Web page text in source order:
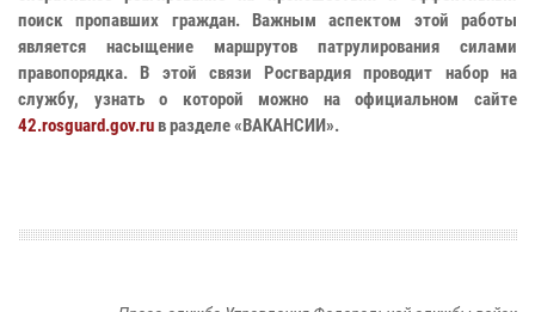
поиск пропавших граждан. Важным аспектом этой работы
является насыщение маршрутов патрулирования силами
правопорядка. В этой связи Росгвардия проводит набор на
службу, узнать о которой можно на официальном сайте
42.rosguard.gov.ru в разделе «ВАКАНСИИ».